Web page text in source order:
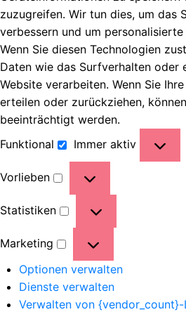
zuzugreifen. Wir tun dies, um das
verbessern und um
Wenn Sie diesen Technologien
Daten wie das Surfverhalten oder
Website verarbeiten. Wenn Sie
erteilen oder zurückziehen,
beeinträchtigt werden.
Funktional
Immer aktiv
Vorlieben
Statistiken
Marketing
Optionen verwalten
Dienste verwalten
Verwalten von